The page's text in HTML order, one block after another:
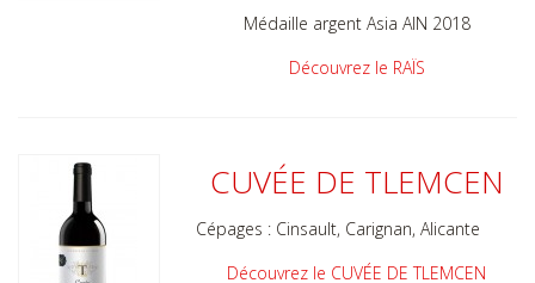
Médaille argent Asia AIN 2018
Découvrez le RAÏS
CUVÉE DE TLEMCEN
Cépages : Cinsault, Carignan, Alicante
Découvrez le CUVÉE DE TLEMCEN